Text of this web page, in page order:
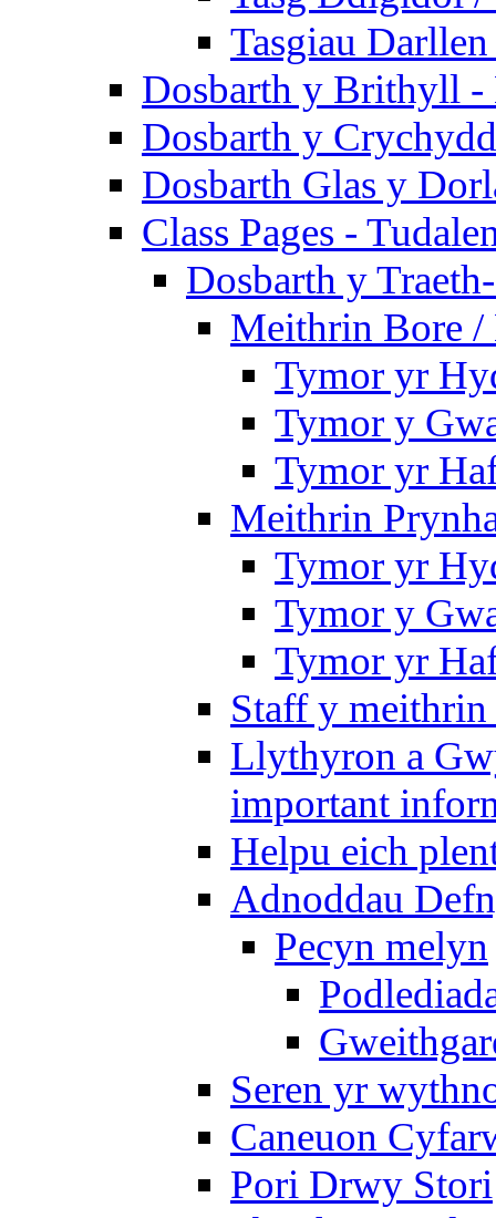
Tasgiau
Dosbarth y Brithyll
Dosbarth y
Dosbarth Glas y
Class Pages -
Dosbarth y
Meithrin Bore
Tymor yr
Tymor y
Tymor yr
Meithrin
Tymor yr
Tymor y
Tymor yr
Staff y
Llythyron a
important
Helpu eich
Adnoddau
Pecyn melyn
Seren yr
Caneuon
Pori Drwy Stori